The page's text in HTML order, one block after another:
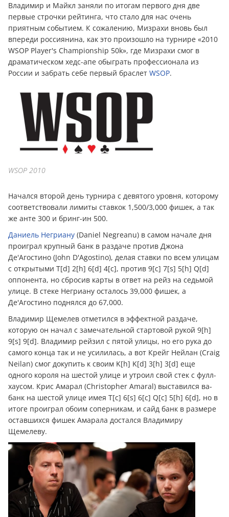
Владимир и Майкл заняли по итогам первого дня две
первые строчки рейтинга, что стало для нас очень
приятным событием. К сожалению, Мизрахи вновь был
впереди россиянина, как это произошло на турнире «2010
WSOP Player's Championship 50k», где Мизрахи смог в
драматическом хедс-апе обыграть профессионала из
России и забрать себе первый браслет WSOP.
WSOP 2010
Начался второй день турнира с девятого уровня, которому
соответствовали лимиты ставкок 1,500/3,000 фишек, а так
же анте 300 и бринг-ин 500.
Даниель Негриану (Daniel Negreanu) в самом начале дня
проиграл крупный банк в раздаче против Джона
Де'Агостино (John D'Agostino), делая ставки по всем улицам
с открытыми T[d] 2[h] 6[d] 4[c], против 9[c] 7[s] 5[h] Q[d]
оппонента, но сбросив карты в ответ на рейз на седьмой
улице. В стеке Негриану осталось 39,000 фишек, а
Де'Агостино поднялся до 67,000.
Владимир Щемелев отметился в эффектной раздаче,
которую он начал с замечательной стартовой рукой 9[h]
9[s] 9[d]. Владимир рейзил с пятой улицы, но его рука до
самого конца так и не усилилась, а вот Крейг Нейлан (Craig
Neilan) смог докупить к своим K[h] K[d] 3[h] 3[d] еще
одного короля на шестой улице и утроил свой стек с фулл-
хаусом. Крис Амарал (Christopher Amaral) выставился ва-
банк на шестой улице имея T[c] 6[s] 6[c] Q[c] 5[h] 6[d], но в
итоге проиграл обоим соперникам, и сайд банк в размере
оставшихся фишек Амарала достался Владимиру
Щемелеву.